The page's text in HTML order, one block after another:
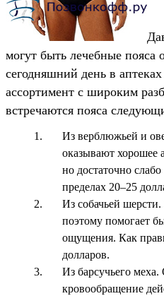
могут быть лечебные пояса
сегодняшний день в
ассортимент с широким
встречаются пояса
Из верблюжьей и
оказывают хорошее
но достаточно
пределах 20–25
Из собачьей
поэтому помогает
ощущения. Как
долларов.
Из барсучьего
кровообращение